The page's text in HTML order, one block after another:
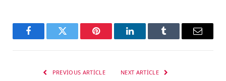
FacebookTwitter Pinterest LinkedInTumblr Email
PREVIOUS ARTICLE NEXT ARTICLE